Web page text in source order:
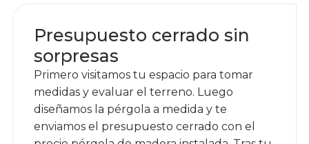
Presupuesto cerrado sin
sorpresas
Primero visitamos tu espacio para tomar
medidas y evaluar el terreno. Luego
diseñamos la pérgola a medida y te
enviamos el presupuesto cerrado con el